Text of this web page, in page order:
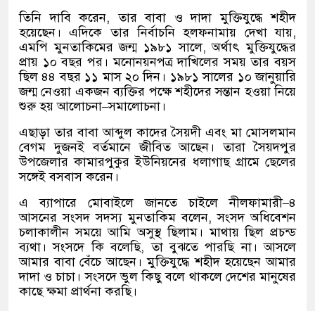
তিনি দাবি করেন,তার বাবা ও দাদা মুক্তিযুদ্ধে শহীদ
হয়েছেন। এদিকে তার নির্বাচনি হলফনামায় দেখা যায়,
এমপি মুনতাকিমের জন্ম ১৯৮১ সালে,অর্থাৎ মুক্তিযুদ্ধের
প্রায় ১০ বছর পর। মনোনয়নপত্র দাখিলের সময় তার বয়স
ছিল ৪৪ বছর ১১ মাস ২০ দিন। ১৯৮১ সালের ১০ জানুয়ারি
জন্ম নেওয়া একজন ব্যক্তির পক্ষে শহীদের সন্তান হওয়া নিয়ে
শুরু হয় আলোচনা–সমালোচনা।
এছাড়া তার বাবা আব্দুল কাদের সৈয়দী এবং মা মোসলমান
বেগম দুজনই বর্তমানে জীবিত আছেন। তারা সৈয়দপুর
উপজেলার কামারপুকুর ইউনিয়নের ধলাগাছ গ্রামে ছেলের
সঙ্গেই বসবাস করেন।
এ ব্যাপারে মোবাইলে জানতে চাইলে নীলফামারী–৪
আসনের সংসদ সদস্য মুনতাকিম বলেন,সংসদ অধিবেশন
চলাকালীন সময়ে আমি অসুস্থ ছিলাম। মাথায় ছিল প্রচন্ড
ব্যথা। সংসদে কি বলেছি,তা বুঝতে পারছি না। আসলে
আমার বাবা বেঁচে আছেন। মুক্তিযুদ্ধে শহীদ হয়েছেন আমার
দাদা ও চাচা। সংসদে ভুল কিছু বলে থাকলে দেশের মানুষের
কাছে ক্ষমা প্রার্থনা করছি।